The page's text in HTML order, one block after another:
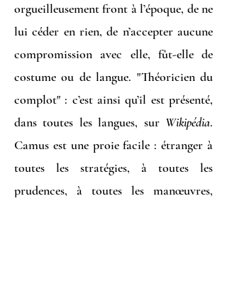
orgueilleusement front à l’époque, de ne
lui céder en rien, de n’accepter aucune
compromission avec elle, fût-elle de
costume ou de langue. "Théoricien du
complot" : c’est ainsi qu’il est présenté,
dans toutes les langues, sur Wikipédia.
Camus est une proie facile : étranger à
toutes les stratégies, à toutes les
prudences, à toutes les manœuvres,